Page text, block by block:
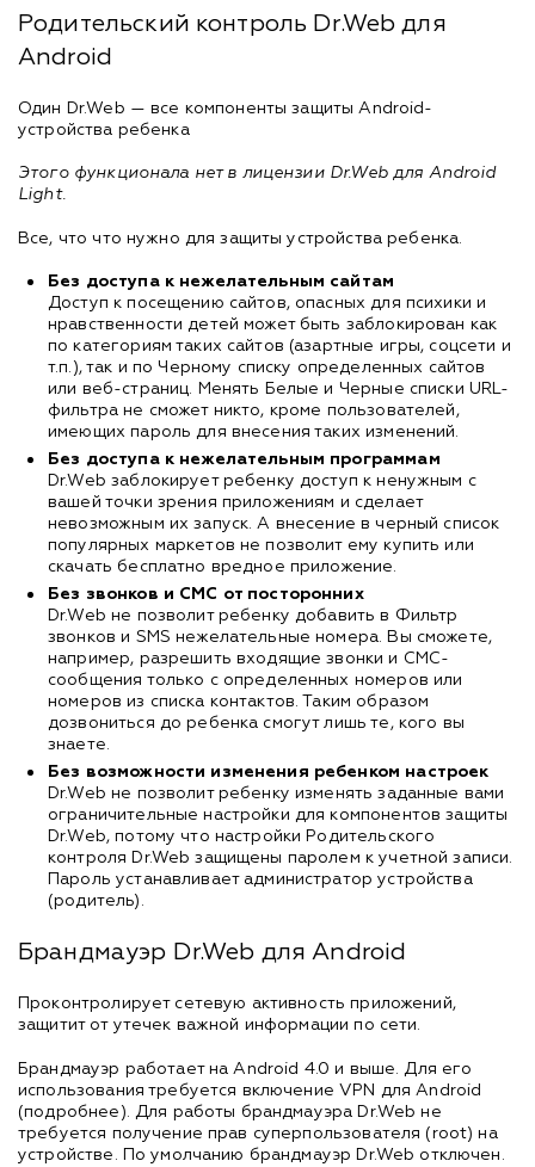
Родительский контроль Dr.Web для
Android
Один Dr.Web — все компоненты защиты Android-
устройства ребенка
Этого функционала нет в лицензии Dr.Web для Android
Light.
Все, что что нужно для защиты устройства ребенка.
Без доступа к нежелательным сайтам
Доступ к посещению сайтов, опасных для психики и
нравственности детей может быть заблокирован как
по категориям таких сайтов (азартные игры, соцсети и
т.п.), так и по Черному списку определенных сайтов
или веб-страниц. Менять Белые и Черные списки URL-
фильтра не сможет никто, кроме пользователей,
имеющих пароль для внесения таких изменений.
Без доступа к нежелательным программам
Dr.Web заблокирует ребенку доступ к ненужным с
вашей точки зрения приложениям и сделает
невозможным их запуск. А внесение в черный список
популярных маркетов не позволит ему купить или
скачать бесплатно вредное приложение.
Без звонков и СМС от посторонних
Dr.Web не позволит ребенку добавить в Фильтр
звонков и SMS нежелательные номера. Вы сможете,
например, разрешить входящие звонки и СМС-
сообщения только с определенных номеров или
номеров из списка контактов. Таким образом
дозвониться до ребенка смогут лишь те, кого вы
знаете.
Без возможности изменения ребенком настроек
Dr.Web не позволит ребенку изменять заданные вами
ограничительные настройки для компонентов защиты
Dr.Web, потому что настройки Родительского
контроля Dr.Web защищены паролем к учетной записи.
Пароль устанавливает администратор устройства
(родитель).
Брандмауэр Dr.Web для Android
Проконтролирует сетевую активность приложений,
защитит от утечек важной информации по сети.
Брандмауэр работает на Android 4.0 и выше. Для его
использования требуется включение VPN для Android
(подробнее). Для работы брандмауэра Dr.Web не
требуется получение прав суперпользователя (root) на
устройстве. По умолчанию брандмауэр Dr.Web отключен.